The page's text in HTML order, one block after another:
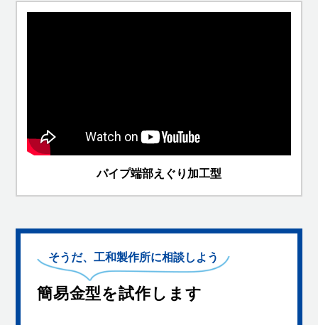
パイプ端部えぐり加工型
簡易金型を試作します